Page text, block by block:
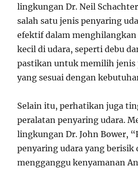
lingkungan Dr. Neil
salah satu jenis penyaring
efektif dalam
kecil di udara, seperti debu
pastikan untuk memilih jenis
yang sesuai dengan
Selain itu, perhatikan juga
peralatan penyaring udara.
lingkungan Dr. John Bower,
penyaring udara yang berisik
mengganggu kenyamanan